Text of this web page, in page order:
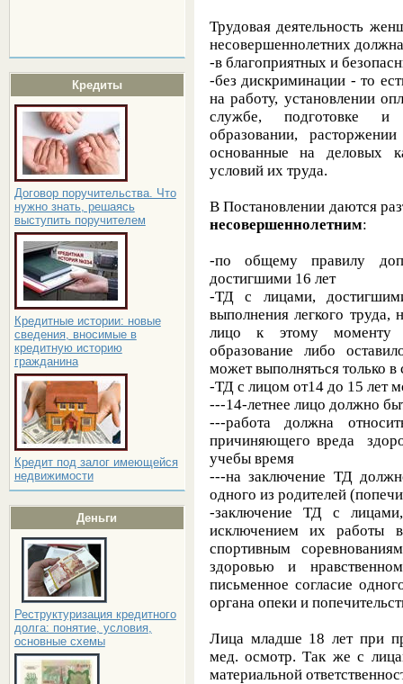
Кредиты
Договор поручительства. Что
нужно знать, решаясь
выступить поручителем
Кредитные истории: новые
сведения, вносимые в
кредитную историю
гражданина
Кредит под залог имеющейся
недвижимости
Деньги
Реструктуризация кредитного
долга: понятие, условия,
основные схемы
Трудовая деятельность
несовершеннолетних
-в благоприятных и
-без дискриминации - то
на работу, установлении
службе, подготовке и
образовании,
основанные на деловых
условий их труда.
В Постановлении даются
несовершеннолетним:
-по общему правилу
достигшими 16 лет
-ТД с лицами,
выполнения легкого
лицо к этому моменту
образование либо
может выполняться только
-ТД с лицом от14 до 15 лет
---14-летнее лицо должно
---работа должна
причиняющего вреда
учебы время
---на заключение ТД
одного из родителей
-заключение ТД с
исключением их работы
спортивным
здоровью и
письменное согласие
органа опеки и
Лица младше 18 лет при
мед. осмотр. Так же с
материальной